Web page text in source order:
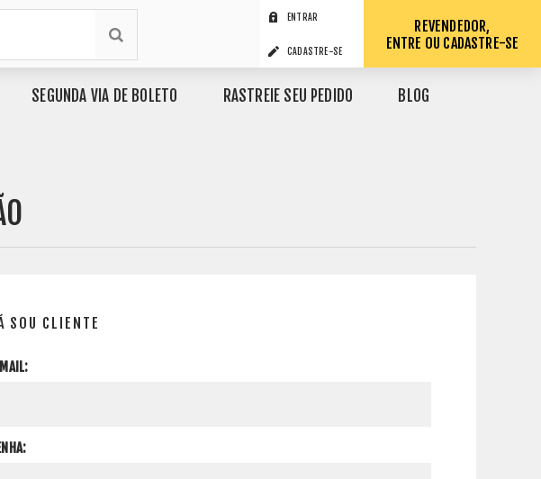
ENTRAR
CADASTRE-SE
REVENDEDOR,
ENTRE OU CADASTRE-SE
SEGUNDA VIA DE BOLETO RASTREIE SEU PEDIDO BLOG
SOU CLIENTE